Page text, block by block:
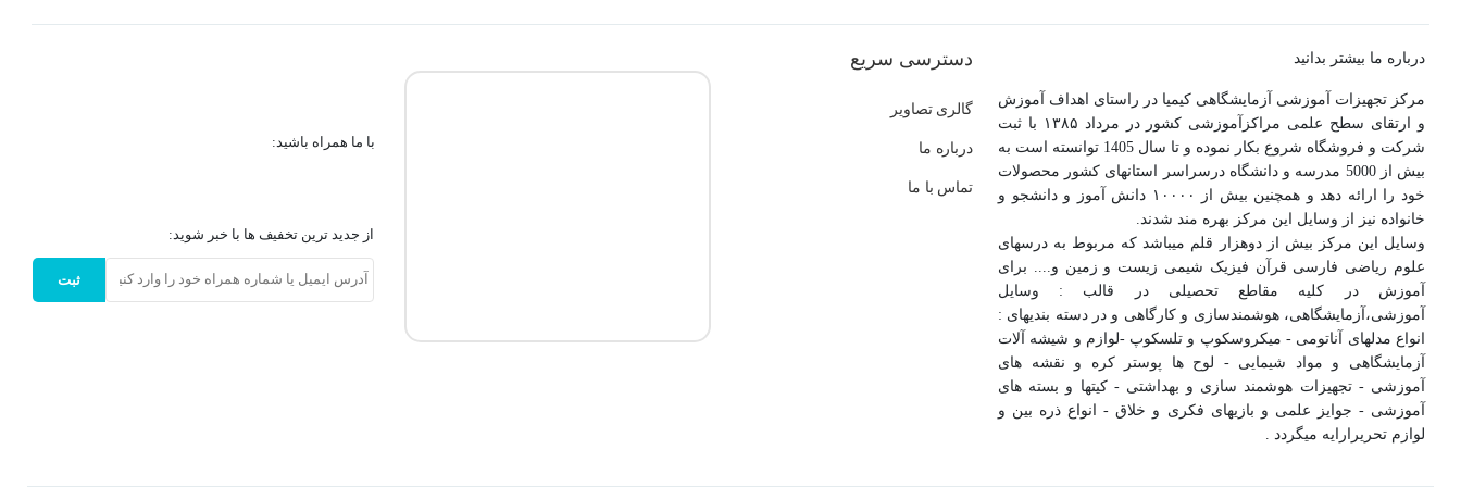
درباره ما بیشتر بدانید
مرکز تجهیزات آموزشی آزمایشگاهی کیمیا در راستای اهداف آموزش
و ارتقای سطح علمی مراکزآموزشی کشور در مرداد ۱۳۸۵ با ثبت
شرکت و فروشگاه شروع بکار نموده و تا سال 1405 توانسته است به
بیش از 5000 مدرسه و دانشگاه درسراسر استانهای کشور محصولات
خود را ارائه دهد و همچنین بیش از ۱۰۰۰۰ دانش آموز و دانشجو و
خانواده نیز از وسایل این مرکز بهره مند شدند.
وسایل این مرکز بیش از دوهزار قلم میباشد که مربوط به درسهای
علوم ریاضی فارسی قرآن فیزیک شیمی زیست و زمین و.... برای
آموزش در کلیه مقاطع تحصیلی در قالب : وسایل
آموزشی،آزمایشگاهی، هوشمندسازی و کارگاهی و در دسته بندیهای :
انواع مدلهای آناتومی - میکروسکوپ و تلسکوپ -لوازم و شیشه آلات
آزمایشگاهی و مواد شیمایی - لوح ها پوستر کره و نقشه های
آموزشی - تجهیزات هوشمند سازی و بهداشتی - کیتها و بسته های
آموزشی - جوایز علمی و بازیهای فکری و خلاق - انواع ذره بین و
لوازم تحریرارایه میگردد .
دسترسی سریع
گالری تصاویر
درباره ما
تماس با ما
با ما همراه باشید:
از جدید ترین تخفیف ها با خبر شوید:
ثبت